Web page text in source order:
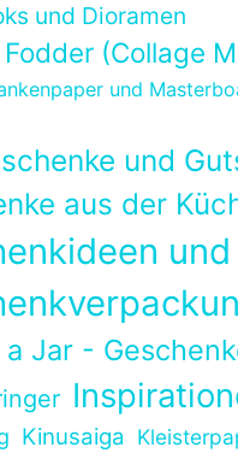
und Dioramen
(Collage
und
und
aus der
und
Jar -
Kinusaiga